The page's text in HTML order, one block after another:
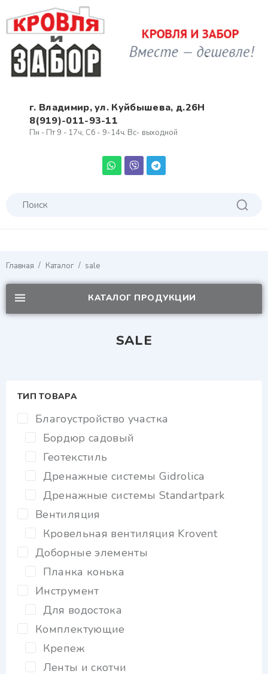
г. Владимир, ул. Куйбышева, д.26Н
8(919)-011-93-11
Пн - Пт 9 - 17ч, Сб - 9-14ч. Вс- выходной
Главная / Каталог / sale
КАТАЛОГ ПРОДУКЦИИ
SALE
ТИП ТОВАРА
Благоустройство участка
Бордюр садовый
Геотекстиль
Дренажные системы Gidrolica
Дренажные системы Standartpark
Вентиляция
Кровельная вентиляция Krovent
Доборные элементы
Планка конька
Инструмент
Для водостока
Комплектующие
Крепеж
Ленты и скотчи